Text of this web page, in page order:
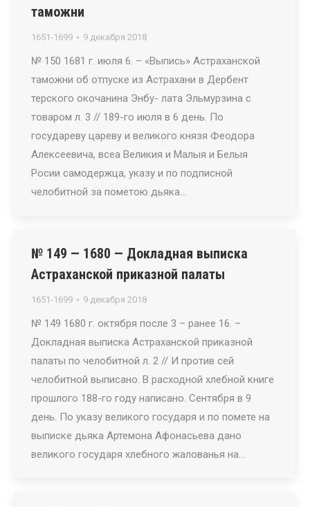
таможни
1651-1699 9 декабря 2018
№ 150 1681 г. июля 6. – «Выпись» Астраханской
таможни об отпуске из Астрахани в Дербент
терского окочанина Энбу- лата Эльмурзина с
товаром л. 3 // 189-го июля в 6 день. По
государеву цареву и великого князя Феодора
Алексеевича, всеа Великия и Малыя и Белыя
Росии самодержца, указу и по подписной
челобитной за пометою дьяка…
№ 149 — 1680 — Докладная выписка
Астраханской приказной палаты
1651-1699 9 декабря 2018
№ 149 1680 г. октября после 3 – ранее 16. –
Докладная выписка Астраханской приказной
палаты по челобитной л. 2 // И против сей
челобитной выписано. В расходной хлебной книге
прошлого 188-го году написано. Сентября в 9
день. По указу великого государя и по помете на
выписке дьяка Артемона Афонасьева дано
великого государя хлебного жалованья на…